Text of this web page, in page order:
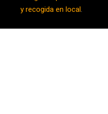
y recogida en local.